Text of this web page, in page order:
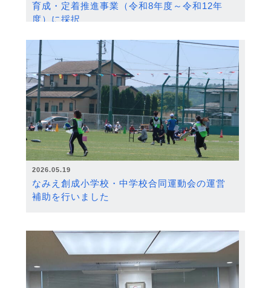
育成・定着推進事業（令和8年度～令和12年
度）に採択
2026.05.19
なみえ創成小学校・中学校合同運動会の運営
補助を行いました